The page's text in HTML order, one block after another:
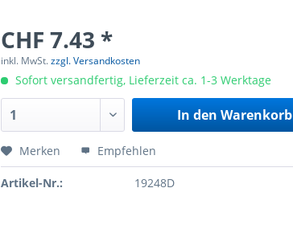
CHF 7.43 *
inkl. MwSt.zzgl. Versandkosten
Sofort versandfertig, Lieferzeit ca. 1-3 Werktage
In den Warenkorb
Merken Empfehlen
Artikel-Nr.: 19248D